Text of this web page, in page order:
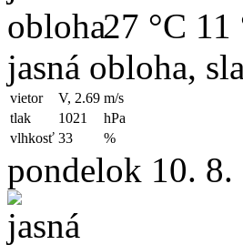
27 °C 11
jasná obloha,
vietor V, 2.69 m/s
tlak
1021
hPa
vlhkosť 33 %
pondelok 10. 8.